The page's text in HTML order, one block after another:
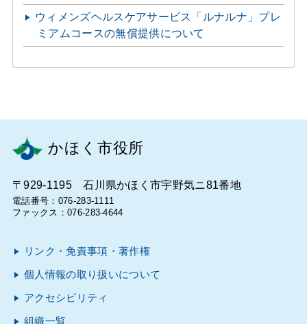
ウィメンズヘルスケアサービス「ルナルナ」プレ
ミアムコースの無償提供について
かほく市役所
〒929-1195 石川県かほく市宇野気ニ81番地
電話番号：076-283-1111
ファックス：076-283-4644
リンク・免責事項・著作権
個人情報の取り扱いについて
アクセシビリティ
組織一覧